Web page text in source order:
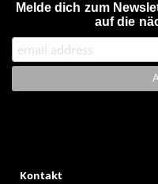
Melde dich zum
auf die
Kontakt